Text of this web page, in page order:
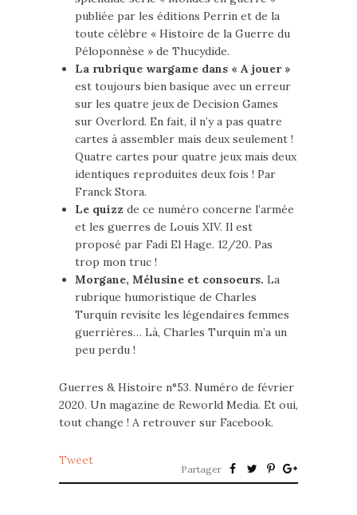
publiée par les éditions Perrin et de la
toute célèbre « Histoire de la Guerre du
Péloponnèse » de Thucydide.
La rubrique wargame dans « A jouer »
est toujours bien basique avec un erreur
sur les quatre jeux de Decision Games
sur Overlord. En fait, il n’y a pas quatre
cartes à assembler mais deux seulement !
Quatre cartes pour quatre jeux mais deux
identiques reproduites deux fois ! Par
Franck Stora.
Le quizz de ce numéro concerne l’armée
et les guerres de Louis XIV. Il est
proposé par Fadi El Hage. 12/20. Pas
trop mon truc !
Morgane, Mélusine et consoeurs. La
rubrique humoristique de Charles
Turquin revisite les légendaires femmes
guerrières… Là, Charles Turquin m’a un
peu perdu !
Guerres & Histoire n°53. Numéro de février
2020. Un magazine de Reworld Media. Et oui,
tout change ! A retrouver sur Facebook.
Tweet
Partager